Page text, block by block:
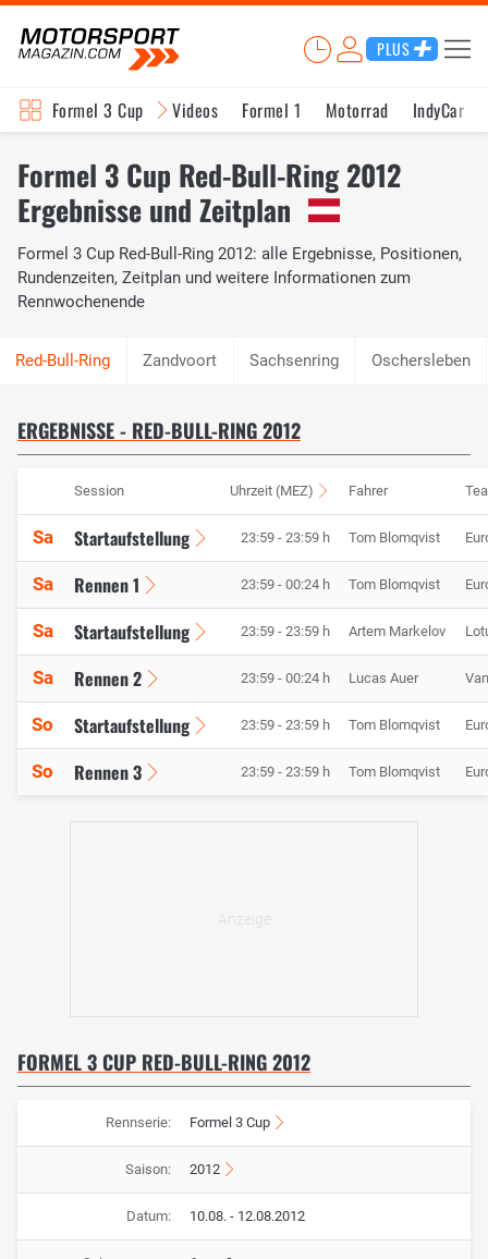
PLUS
Formel 3 Cup Videos Formel 1 Motorrad IndyCar
Formel 3 Cup Red-Bull-Ring 2012
Ergebnisse und Zeitplan
Formel 3 Cup Red-Bull-Ring 2012: alle Ergebnisse, Positionen,
Rundenzeiten, Zeitplan und weitere Informationen zum
Rennwochenende
Zandvoort Sachsenring Oschersleben
ERGEBNISSE - RED-BULL-RING 2012
Session Uhrzeit (MEZ) Fahrer
Sa Startaufstellung 23:59 - 23:59 h Tom Blomqvist
Sa Rennen 1 23:59 - 00:24 h Tom Blomqvist
Sa Startaufstellung 23:59 - 23:59 h Artem Markelov
Sa Rennen 2 23:59 - 00:24 h Lucas Auer
So Startaufstellung 23:59 - 23:59 h Tom Blomqvist
So Rennen 3 23:59 - 23:59 h Tom Blomqvist
FORMEL 3 CUP RED-BULL-RING 2012
Rennserie: Formel 3 Cup
Saison: 2012
Datum: 10.08. - 12.08.2012